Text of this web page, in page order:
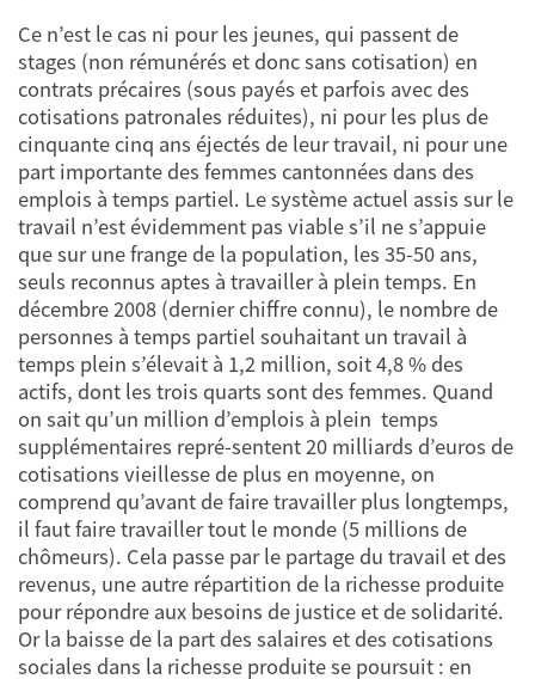
Ce n’est le cas ni pour les jeunes, qui passent de
stages (non rémunérés et donc sans cotisation) en
contrats précaires (sous payés et parfois avec des
cotisations patronales réduites), ni pour les plus de
cinquante cinq ans éjectés de leur travail, ni pour une
part importante des femmes cantonnées dans des
emplois à temps partiel. Le système actuel assis sur le
travail n’est évidemment pas viable s’il ne s’appuie
que sur une frange de la population, les 35-50 ans,
seuls reconnus aptes à travailler à plein temps. En
décembre 2008 (dernier chiffre connu), le nombre de
personnes à temps partiel souhaitant un travail à
temps plein s’élevait à 1,2 million, soit 4,8 % des
actifs, dont les trois quarts sont des femmes. Quand
on sait qu’un million d’emplois à plein temps
supplémentaires repré-sentent 20 milliards d’euros de
cotisations vieillesse de plus en moyenne, on
comprend qu’avant de faire travailler plus longtemps,
il faut faire travailler tout le monde (5 millions de
chômeurs). Cela passe par le partage du travail et des
revenus, une autre répartition de la richesse produite
pour répondre aux besoins de justice et de solidarité.
Or la baisse de la part des salaires et des cotisations
sociales dans la richesse produite se poursuit : en